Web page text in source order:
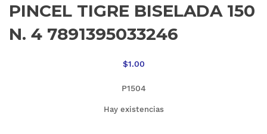
PINCEL TIGRE BISELADA 150
N. 4 7891395033246
$1.00
P1504
Hay existencias